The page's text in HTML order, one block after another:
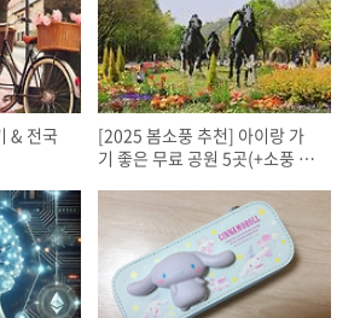
& 전국
[2025 봄소풍 추천] 아이랑 가
기 좋은 무료 공원 5곳(+소풍 필